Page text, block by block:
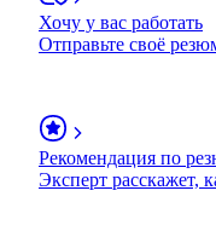
Хочу у вас работать
Отправьте своё
Рекомендация по
Эксперт расскажет,